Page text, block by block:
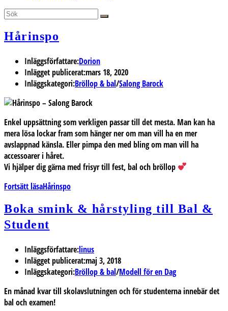
Hårinspo
Inläggsförfattare:Dorion
Inlägget publicerat:mars 18, 2020
Inläggskategori:Bröllop & bal/Salong Barock
Enkel uppsättning som verkligen passar till det mesta. Man kan ha
mera lösa lockar fram som hänger ner om man vill ha en mer
avslappnad känsla. Eller pimpa den med bling om man vill ha
accessoarer i håret.
Vi hjälper dig gärna med frisyr till fest, bal och bröllop
Fortsätt läsaHårinspo
Boka smink & hårstyling till Bal &
Student
Inläggsförfattare:linus
Inlägget publicerat:maj 3, 2018
Inläggskategori:Bröllop & bal/Modell för en Dag
En månad kvar till skolavslutningen och för studenterna innebär det
bal och examen!